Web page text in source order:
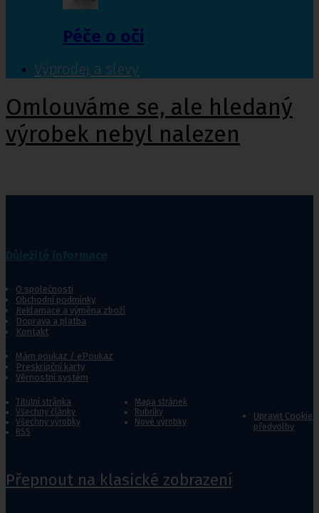
Péče o oči
Výprodej a slevy
Omlouváme se, ale hledaný
výrobek nebyl nalezen
O společnosti
Obchodní podmínky
Reklamace a výměna zboží
Doprava a platba
Kontakt
Mám poukaz / ePoukaz
Preskripční karty
Věrnostní systém
Titulní stránka
Mapa stránek
Všechny články
Rubriky
Všechny výrobky
Nové výrobky
RSS
Upravit Cookie
předvolby
Přepnout na klasické zobrazení